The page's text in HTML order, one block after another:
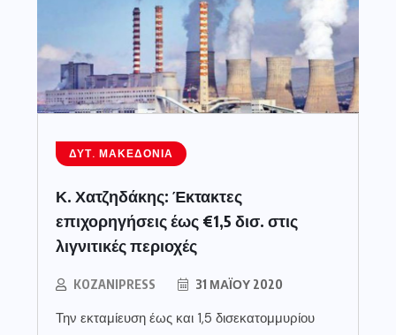
ΔΥΤ. ΜΑΚΕΔΟΝΊΑ
Κ. Χατζηδάκης: Έκτακτες
επιχορηγήσεις έως €1,5 δισ. στις
λιγνιτικές περιοχές
KOZANIPRESS 31 ΜΑΪ́ΟΥ 2020
Την εκταμίευση έως και 1,5 δισεκατομμυρίου